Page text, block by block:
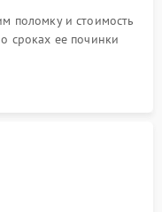
поломку и стоимость
сроках ее починки